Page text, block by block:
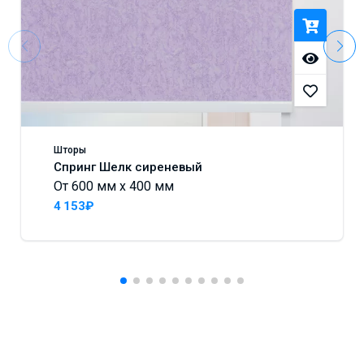
Шторы
Спринг Шелк сиреневый
От 600 мм x 400 мм
4 153₽